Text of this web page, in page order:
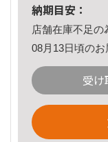
納期目安：
店舗在庫不足の
08月13日頃のお
受